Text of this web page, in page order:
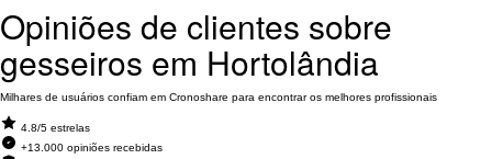
Opiniões de clientes sobre
gesseiros em Hortolândia
Milhares de usuários confiam em Cronoshare para encontrar os melhores profissionais
4.8/5 estrelas
+13.000 opiniões recebidas